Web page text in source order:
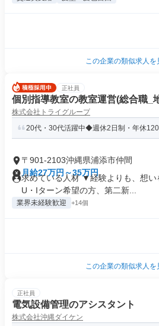
この企業の類似求人を
正社員
個別指導教室の教室運営(総合職_
株式会社トライグループ
20代・30代活躍中◆週休2日制・年休
〒901-2103沖縄県浦添市仲間
月給27万円～35万円
求めている人材 ▼経験よりも、想
U・Iターン希望の方、第二新...
業界未経験歓迎 +14個
この企業の類似求人を
正社員
電気設備管理のアシスタント
株式会社沖縄ダイケン